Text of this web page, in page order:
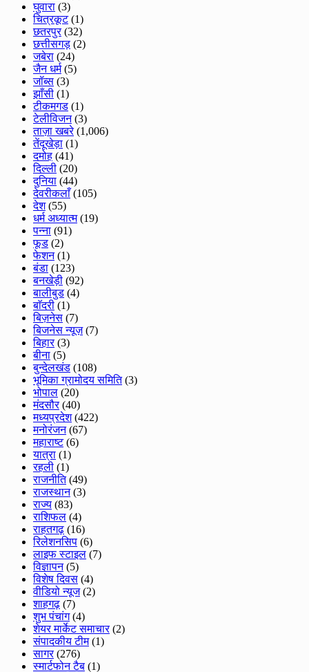
घुवारा (3)
चित्रकूट(1)
छतरपुर(32)
छत्तीसगड़ (2)
जबेरा (24)
जैन धर्म(5)
जॉब्स (3)
झाँसी (1)
टीकमगड (1)
टेलीविजन(3)
ताज़ा खबरे(1,006)
तेंदूखेड़ा (1)
दमोह (41)
दिल्ली (20)
दुनिया (44)
देवरीकलाँ(105)
देश(55)
धर्म अध्यात्म(19)
पन्ना (91)
फूड (2)
फेशन(1)
बंडा (123)
बनखेड़ी (92)
बालीबुड (4)
बाॅदरी (1)
बिज़नेस (7)
बिजनेस न्यूज़(7)
बिहार(3)
बीना (5)
बुन्देलखंड (108)
भूमिका ग्रामोदय समिति(3)
भोपाल (20)
मंदसौर(40)
मध्यप्रदेश(422)
मनोरंजन(67)
महाराष्ट(6)
यात्रा (1)
रहली (1)
राजनीति(49)
राजस्थान(3)
राज्य (83)
राशिफल (4)
राहतगढ़ (16)
रिलेशनसिप (6)
लाइफ स्टाइल (7)
विज्ञापन(5)
विशेष दिवस (4)
वीडियो न्यूज(2)
शाहगढ़ (7)
शुभ पंचांग(4)
शेयर मार्केट समाचार(2)
संपादकीय टीम(1)
सागर(276)
स्मार्टफोन टैब (1)